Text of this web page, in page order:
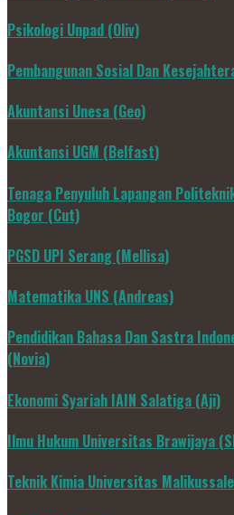
Psikologi Unpad (Oliv)
Pembangunan Sosial Dan
Akuntansi Unesa (Geo)
Akuntansi UGM (Belfast)
Tenaga Penyuluh Lapangan
Bogor (Cut)
PGSD UPI Serang (Mellisa)
Matematika UNS (Andreas)
Pendidikan Bahasa Dan Sastra
(Novia)
Ekonomi Syariah IAIN Salatiga (Aji)
Ilmu Hukum Universitas Brawijaya
Teknik Kimia Universitas